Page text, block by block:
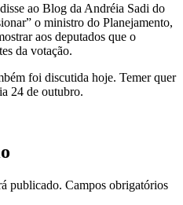
ao Blog da Andréia Sadi do
o ministro do Planejamento,
aos deputados que o
da votação.
foi discutida hoje. Temer quer
24 de outubro.
publicado. Campos obrigatórios